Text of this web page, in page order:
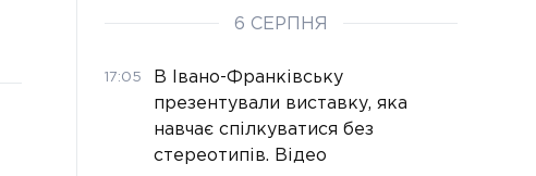
6 СЕРПНЯ
17:05
В Івано-Франківську
презентували виставку, яка
навчає спілкуватися без
стереотипів. Відео